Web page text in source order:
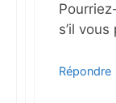
s’il vous
Répondre